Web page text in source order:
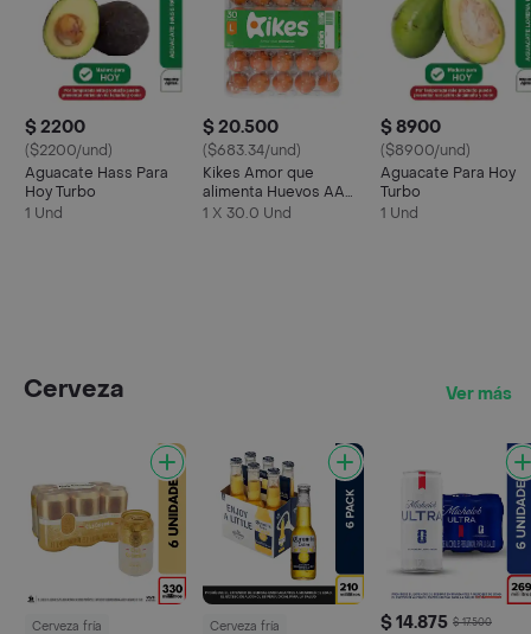
$ 2200
($2200/und)
Aguacate Hass Para
Hoy Turbo
1 Und
$ 20.500
($683.34/und)
Kikes Amor que
alimenta Huevos AA
Rojos L
1 X 30.0 Und
$ 8900
($8900/und)
Aguacate Para Hoy
Turbo
1 Und
Cerveza Ver más
Cerveza fría Cerveza fría $ 14.875 $ 17.500